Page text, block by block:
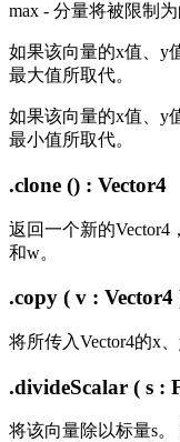
max - 分量将被限制
如果该向量的x值、y
最大值所取代。
如果该向量的x值、y
最小值所取代。
.clone () : Vector4
返回一个新的
和w。
.copy ( v : Vector4
将所传入Vector4的x
.divideScalar ( s :
将该向量除以标量s